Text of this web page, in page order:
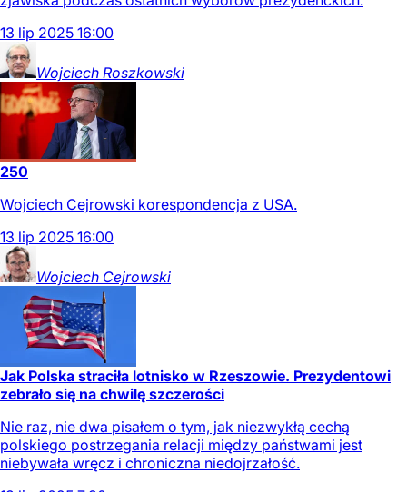
13 lip 2025 16:00
Wojciech Roszkowski
250
Wojciech Cejrowski korespondencja z USA.
13 lip 2025 16:00
Wojciech Cejrowski
Jak Polska straciła lotnisko w Rzeszowie. Prezydentowi
zebrało się na chwilę szczerości
Nie raz, nie dwa pisałem o tym, jak niezwykłą cechą
polskiego postrzegania relacji między państwami jest
niebywała wręcz i chroniczna niedojrzałość.